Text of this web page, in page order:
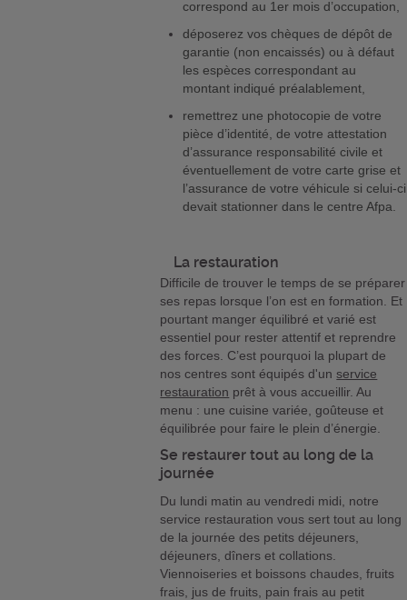
correspond au 1er mois d’occupation,
déposerez vos chèques de dépôt de
garantie (non encaissés) ou à défaut
les espèces correspondant au
montant indiqué préalablement,
remettrez une photocopie de votre
pièce d’identité, de votre attestation
d’assurance responsabilité civile et
éventuellement de votre carte grise et
l’assurance de votre véhicule si celui-ci
devait stationner dans le centre Afpa.
La restauration
Difficile de trouver le temps de se préparer
ses repas lorsque l’on est en formation. Et
pourtant manger équilibré et varié est
essentiel pour rester attentif et reprendre
des forces. C’est pourquoi la plupart de
nos centres sont équipés d'unservice
restauration prêt à vous accueillir. Au
menu : une cuisine variée, goûteuse et
équilibrée pour faire le plein d’énergie.
Se restaurer tout au long de la
journée
Du lundi matin au vendredi midi, notre
service restauration vous sert tout au long
de la journée des petits déjeuners,
déjeuners, dîners et collations.
Viennoiseries et boissons chaudes, fruits
frais, jus de fruits, pain frais au petit